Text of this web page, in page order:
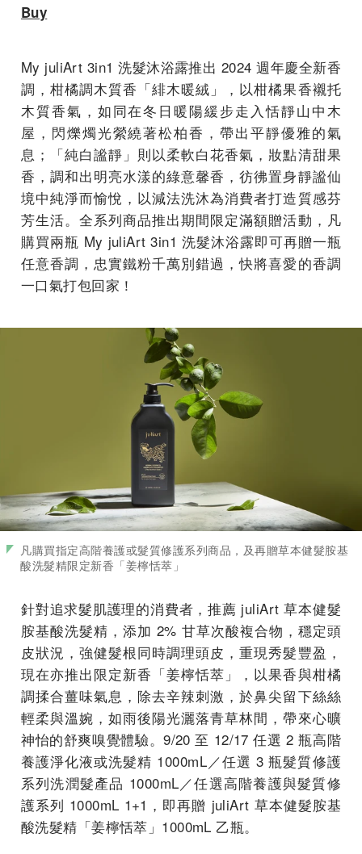
Buy
My juliArt 3in1 洗髮沐浴露推出 2024 週年慶全新香
調，柑橘調木質香「緋木暖絨」，以柑橘果香襯托
木質香氣，如同在冬日暖陽緩步走入恬靜山中木
屋，閃爍燭光縈繞著松柏香，帶出平靜優雅的氣
息；「純白謐靜」則以柔軟白花香氣，妝點清甜果
香，調和出明亮水漾的綠意馨香，彷彿置身靜謐仙
境中純淨而愉悅，以減法洗沐為消費者打造質感芬
芳生活。全系列商品推出期間限定滿額贈活動，凡
購買兩瓶 My juliArt 3in1 洗髮沐浴露即可再贈一瓶
任意香調，忠實鐵粉千萬別錯過，快將喜愛的香調
一口氣打包回家！
凡購買指定高階養護或髮質修護系列商品，及再贈草本健髮胺基
酸洗髮精限定新香「姜檸恬萃」
針對追求髮肌護理的消費者，推薦 juliArt 草本健髮
胺基酸洗髮精，添加 2% 甘草次酸複合物，穩定頭
皮狀況，強健髮根同時調理頭皮，重現秀髮豐盈，
現在亦推出限定新香「姜檸恬萃」，以果香與柑橘
調揉合薑味氣息，除去辛辣刺激，於鼻尖留下絲絲
輕柔與溫婉，如雨後陽光灑落青草林間，帶來心曠
神怡的舒爽嗅覺體驗。9/20 至 12/17 任選 2 瓶高階
養護淨化液或洗髮精 1000mL／任選 3 瓶髮質修護
系列洗潤髮產品 1000mL／任選高階養護與髮質修
護系列 1000mL 1+1，即再贈 juliArt 草本健髮胺基
酸洗髮精「姜檸恬萃」1000mL 乙瓶。